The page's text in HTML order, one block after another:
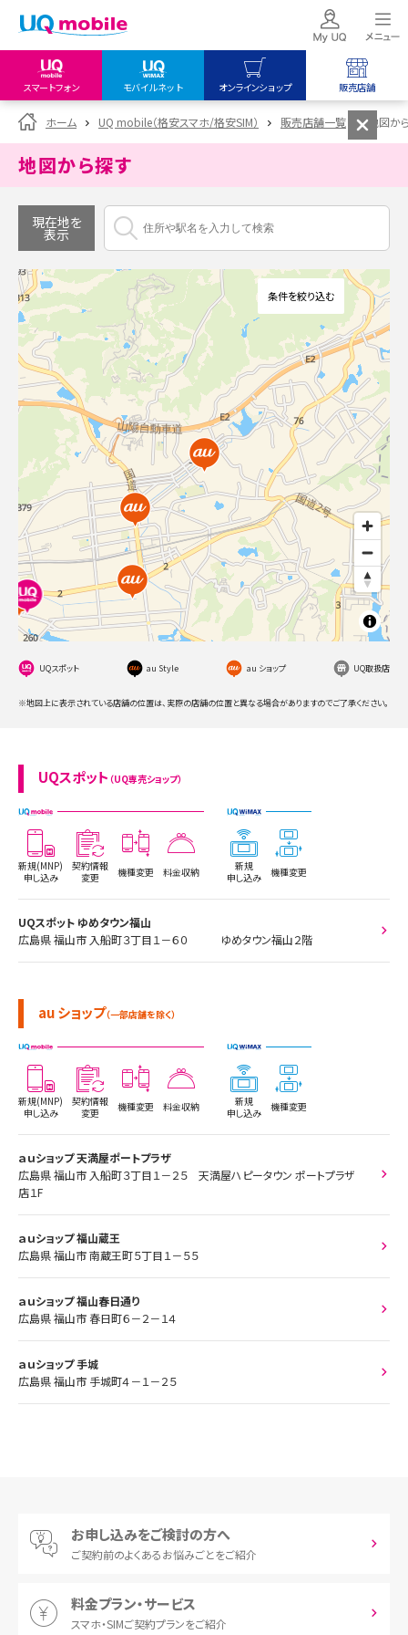
スマートフォン モバイルネット オンラインショップ 販売店舗
my UQ WiMAX
UQ WiMAX ご契約の方
My UQ mobile
UQ mobile
UQ mobile
オンラインショップ
UQ WiMAX
UQ mobile
販売店舗
UQ WiMAX
ホーム UQ mobile（格安スマホ/格安SIM） 販売店舗一覧 地図か
地図から探す
現在地を
表示
条件を絞り込む
UQスポット au Style au ショップ UQ取扱店
※地図上に表示されている店舗の位置は、実際の店舗の位置と異なる場合がありますのでご了承ください。
UQスポット （UQ専売ショップ）
新規(MNP)
申し込み
契約情報
変更
機種変更 料金収納
新規
申し込み
機種変更
UQスポット ゆめタウン福山
広島県 福山市 入船町３丁目１－６０ ゆめタウン福山２階
au ショップ（一部店舗を除く）
新規(MNP)
申し込み
契約情報
変更
機種変更 料金収納
新規
申し込み
機種変更
ａｕショップ 天満屋ポートプラザ
広島県 福山市 入船町３丁目１－２５ 天満屋ハピータウン ポートプラザ
店１F
ａｕショップ 福山蔵王
広島県 福山市 南蔵王町５丁目１－５５
ａｕショップ 福山春日通り
広島県 福山市 春日町６－２－１４
ａｕショップ 手城
広島県 福山市 手城町４－１－２５
お申し込みをご検討の方へ
ご契約前のよくあるお悩みごとをご紹介
料金プラン・サービス
スマホ・SIMご契約プランをご紹介